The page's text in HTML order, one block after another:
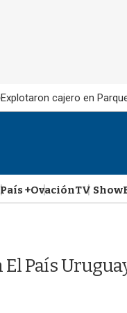
Explotaron cajero en
+OvaciónTV Show
País